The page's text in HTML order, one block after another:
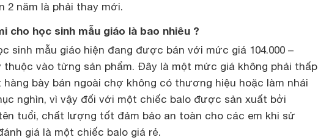
2 năm là phải thay mới.
cho học sinh mẫu giáo là bao nhiêu ?
sinh mẫu giáo hiện đang được bán với mức giá 104.000 –
thuộc vào từng sản phẩm. Đây là một mức giá không phải thấp
hàng bày bán ngoài chợ không có thương hiệu hoặc làm nhái
nghìn, vì vậy đối với một chiếc balo được sản xuất bởi
tuổi, chất lượng tốt đảm bảo an toàn cho các em khi sử
giá là một chiếc balo giá rẻ.